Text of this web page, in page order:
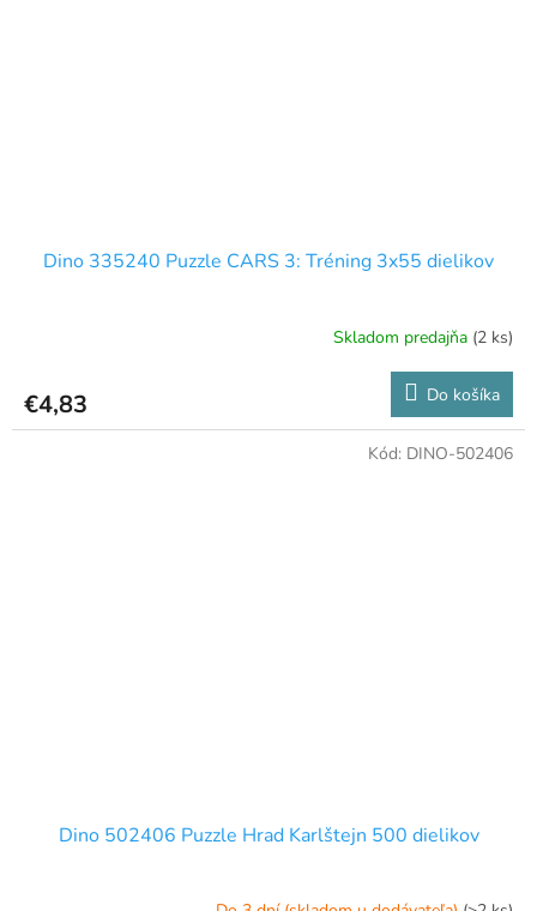
Dino 335240 Puzzle CARS 3: Tréning 3x55 dielikov
Skladom predajňa (2 ks)
€4,83 Do košíka
Dino 502406 Puzzle Hrad Karlštejn 500 dielikov
Kód: DINO-502406